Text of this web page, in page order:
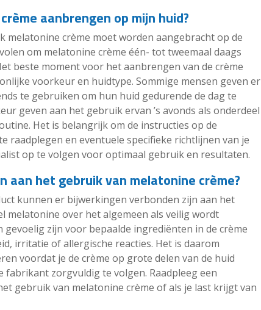
aanbrengen op mijn huid?
melatonine crème moet worden aangebracht op de
om melatonine crème één- tot tweemaal daags
beste moment voor het aanbrengen van de crème
voorkeur en huidtype. Sommige mensen geven er
te gebruiken om hun huid gedurende de dag te
geven aan het gebruik ervan ’s avonds als onderdeel
Het is belangrijk om de instructies op de
raadplegen en eventuele specifieke richtlijnen van je
op te volgen voor optimaal gebruik en resultaten.
aan het gebruik van melatonine crème?
kunnen er bijwerkingen verbonden zijn aan het
melatonine over het algemeen als veilig wordt
zijn voor bepaalde ingrediënten in de crème
irritatie of allergische reacties. Het is daarom
voordat je de crème op grote delen van de huid
zorgvuldig te volgen. Raadpleeg een
gebruik van melatonine crème of als je last krijgt van